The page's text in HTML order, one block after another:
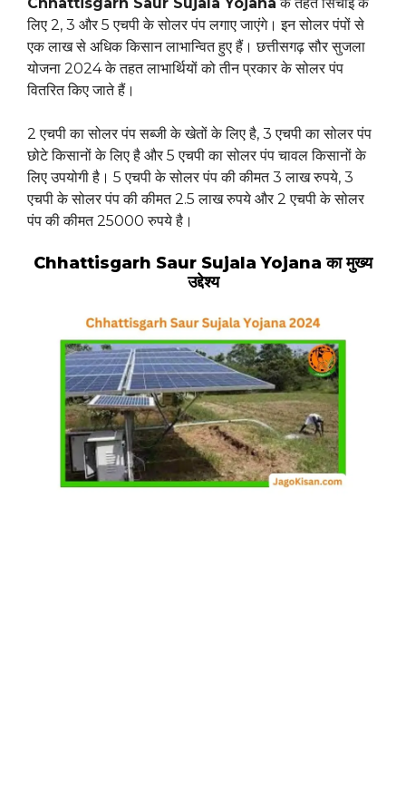
लिए 2, 3 और 5 एचपी के सोलर पंप लगाए जाएंगे। इन सोलर पंपों से
एक लाख से अधिक किसान लाभान्वित हुए हैं। छत्तीसगढ़ सौर सुजला
योजना 2024 के तहत लाभार्थियों को तीन प्रकार के सोलर पंप
वितरित किए जाते हैं।
2 एचपी का सोलर पंप सब्जी के खेतों के लिए है, 3 एचपी का सोलर पंप
छोटे किसानों के लिए है और 5 एचपी का सोलर पंप चावल किसानों के
लिए उपयोगी है। 5 एचपी के सोलर पंप की कीमत 3 लाख रुपये, 3
एचपी के सोलर पंप की कीमत 2.5 लाख रुपये और 2 एचपी के सोलर
पंप की कीमत 25000 रुपये है।
Chhattisgarh Saur Sujala Yojana का मुख्य
उद्देश्य